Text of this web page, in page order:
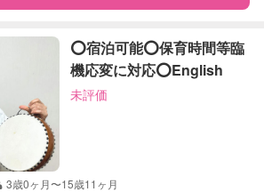
レビュー
自治体届出済ベビーシッター
保育士
幼稚園教諭
⭕️宿泊可能⭕️保育時間等臨
機応変に対応⭕️English
未評価
3歳0ヶ月〜15歳11ヶ月